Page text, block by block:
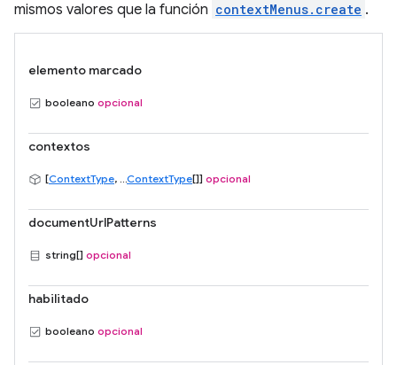
mismos valores que la función contextMenus.create .
elemento marcado
booleano opcional
contextos
[ContextType, ...ContextType[]] opcional
documentUrlPatterns
string[] opcional
habilitado
booleano opcional